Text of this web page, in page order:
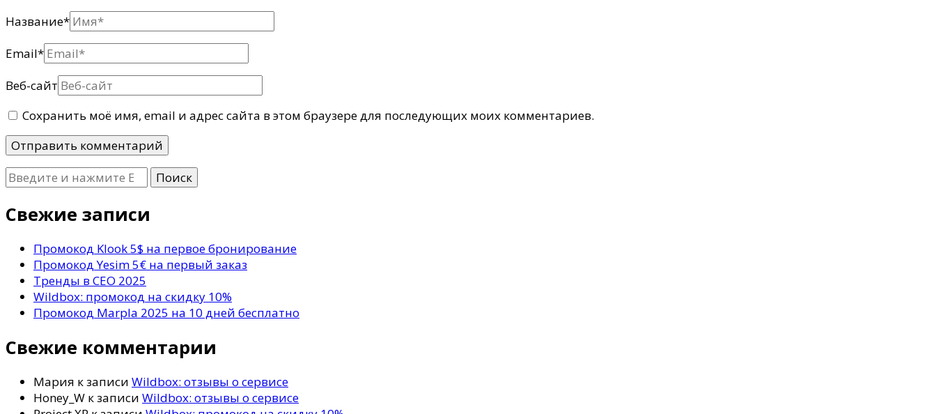
Название*
Email*
Веб-сайт
Сохранить моё имя, email и адрес сайта в этом браузере для последующих моих комментариев.
Ищите
что-
то?
Свежие записи
Промокод Klook 5$ на первое бронирование
Промокод Yesim 5€ на первый заказ
Тренды в СЕО 2025
Wildbox: промокод на скидку 10%
Промокод Marpla 2025 на 10 дней бесплатно
Свежие комментарии
Мария к записи Wildbox: отзывы о сервисе
Honey_W к записи Wildbox: отзывы о сервисе